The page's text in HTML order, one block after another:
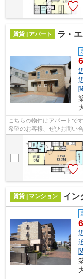
賃貸 | アパート ラ・
こちらの物件はアパートで
希望のお客様、ぜひお問い
「ラ・エルヴィータ」です
賃貸 | マンション イン